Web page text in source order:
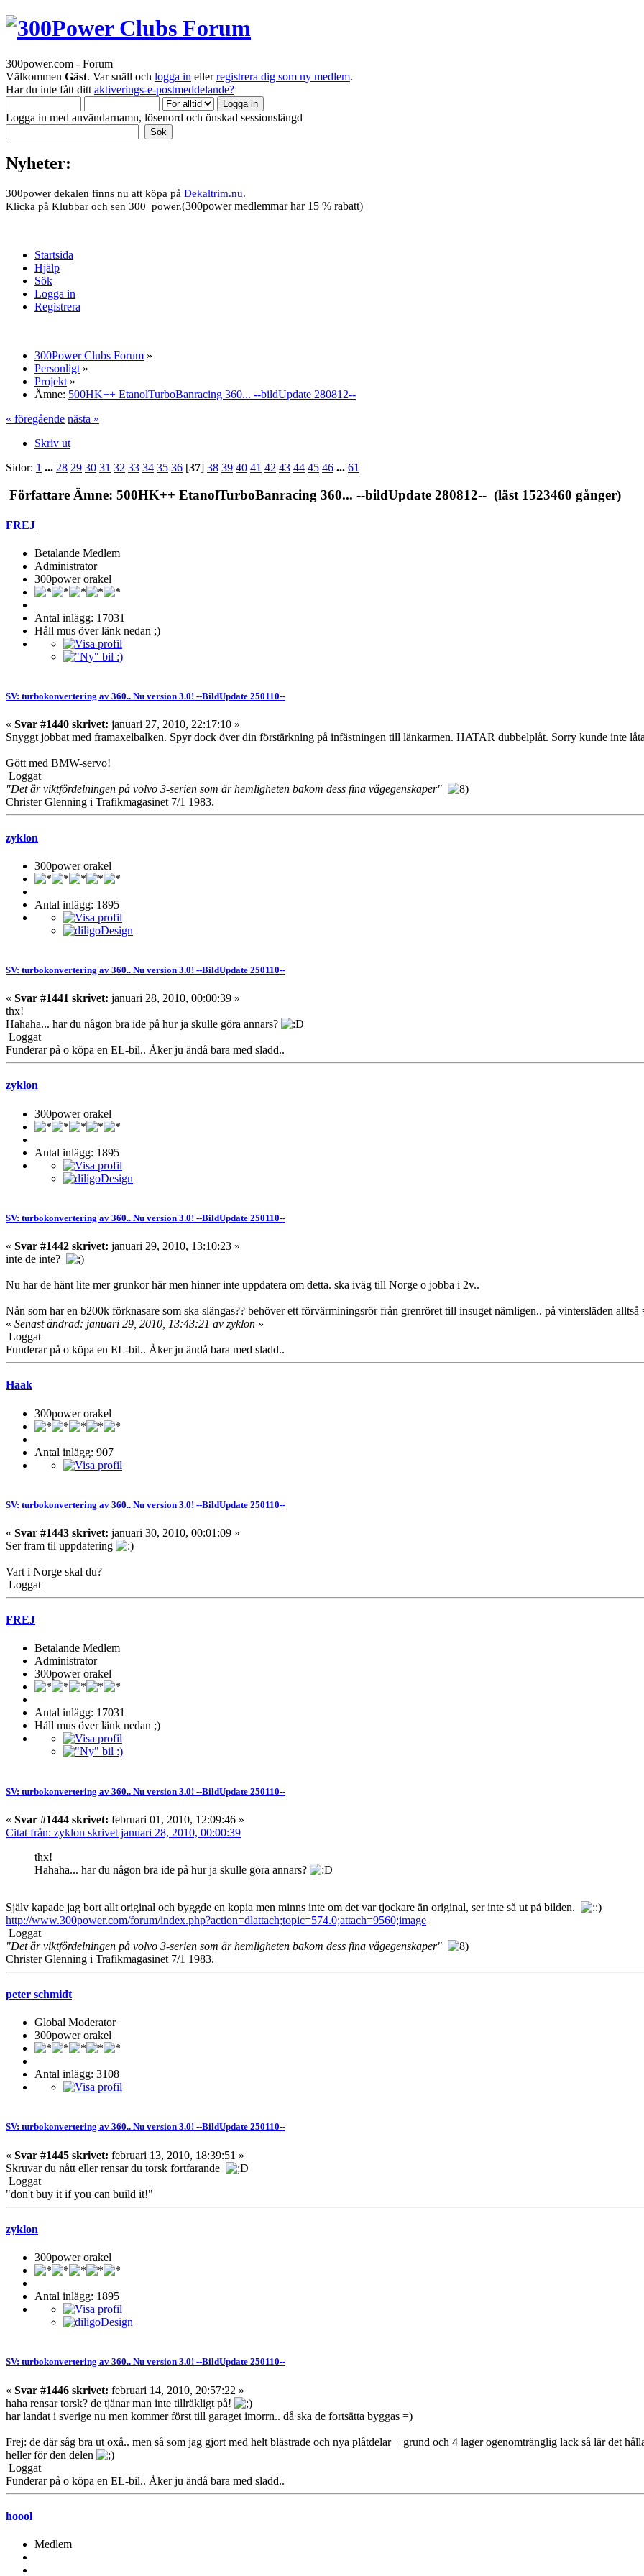
300power.com - Forum
Välkommen Gäst. Var snäll och logga in ellerregistrera dig som ny medlem.
Har du inte fått ditt aktiverings-e-postmeddelande?
Logga in med användarnamn, lösenord och önskad sessionslängd
Nyheter:
300power dekalen finns nu att köpa på Dekaltrim.nu.
Klicka på Klubbar och sen 300_power.(300power medlemmar har 15 % rabatt)
Startsida
Hjälp
Sök
Logga in
Registrera
300Power Clubs Forum »
Personligt »
Projekt »
Ämne: 500HK++ EtanolTurboBanracing 360... --bildUpdate 280812--
« föregående nästa »
Skriv ut
Sidor: 1 ... 28 29 30 31 32 33 34 35 36 [37] 38 39 40 41 42 43 44 45 46 ... 61
Författare Ämne: 500HK++ EtanolTurboBanracing 360... --bildUpdate 280812-- (läst 1523460 gånger)
FREJ
Betalande Medlem
Administrator
300power orakel
Antal inlägg: 17031
Håll mus över länk nedan ;)
SV: turbokonvertering av 360.. Nu version 3.0! --BildUpdate 250110--
« Svar #1440 skrivet: januari 27, 2010, 22:17:10 »
Snyggt jobbat med framaxelbalken. Spyr dock över din förstärkning på infästningen till länkarmen. HATAR dubbelplåt. Sorry kunde inte
Gött med BMW-servo!
Loggat
"Det är viktfördelningen på volvo 3-serien som är hemligheten bakom dess fina vägegenskaper"
Christer Glenning i Trafikmagasinet 7/1 1983.
zyklon
300power orakel
Antal inlägg: 1895
SV: turbokonvertering av 360.. Nu version 3.0! --BildUpdate 250110--
« Svar #1441 skrivet: januari 28, 2010, 00:00:39 »
thx!
Hahaha... har du någon bra ide på hur ja skulle göra annars?
Loggat
Funderar på o köpa en EL-bil.. Åker ju ändå bara med sladd..
zyklon
300power orakel
Antal inlägg: 1895
SV: turbokonvertering av 360.. Nu version 3.0! --BildUpdate 250110--
« Svar #1442 skrivet: januari 29, 2010, 13:10:23 »
inte de inte?
Nu har de hänt lite mer grunkor här men hinner inte uppdatera om detta. ska iväg till Norge o jobba i 2v..
Nån som har en b200k förknasare som ska slängas?? behöver ett förvärminin​gsrör från grenröret till insuget nämligen.. på vintersläden alltså
« Senast ändrad: januari 29, 2010, 13:43:21 av zyklon »
Loggat
Funderar på o köpa en EL-bil.. Åker ju ändå bara med sladd..
Haak
300power orakel
Antal inlägg: 907
SV: turbokonvertering av 360.. Nu version 3.0! --BildUpdate 250110--
« Svar #1443 skrivet: januari 30, 2010, 00:01:09 »
Ser fram til uppdatering
Vart i Norge skal du?
Loggat
FREJ
Betalande Medlem
Administrator
300power orakel
Antal inlägg: 17031
Håll mus över länk nedan ;)
SV: turbokonvertering av 360.. Nu version 3.0! --BildUpdate 250110--
« Svar #1444 skrivet: februari 01, 2010, 12:09:46 »
Citat från: zyklon skrivet januari 28, 2010, 00:00:39
thx!
Hahaha... har du någon bra ide på hur ja skulle göra annars?
Själv kapade jag bort allt original och byggde en kopia men minns inte om det var tjockare än original, ser inte så ut på bilden.
http://www.300power.com/forum/index.php?action=dlattach;topic=574.0;attach=9560;image
Loggat
"Det är viktfördelningen på volvo 3-serien som är hemligheten bakom dess fina vägegenskaper"
Christer Glenning i Trafikmagasinet 7/1 1983.
peter schmidt
Global Moderator
300power orakel
Antal inlägg: 3108
SV: turbokonvertering av 360.. Nu version 3.0! --BildUpdate 250110--
« Svar #1445 skrivet: februari 13, 2010, 18:39:51 »
Skruvar du nått eller rensar du torsk fortfarande
Loggat
"don't buy it if you can build it!"
zyklon
300power orakel
Antal inlägg: 1895
SV: turbokonvertering av 360.. Nu version 3.0! --BildUpdate 250110--
« Svar #1446 skrivet: februari 14, 2010, 20:57:22 »
haha rensar torsk? de tjänar man inte tillräkligt på!
har landat i sverige nu men kommer först till garaget imorrn.. då ska de fortsätta byggas =)
Frej: de där såg bra ut oxå.. men så som jag gjort med helt blästrade och nya plåtdelar + grund och 4 lager ogenomtränglig lack så lär det
heller för den delen
Loggat
Funderar på o köpa en EL-bil.. Åker ju ändå bara med sladd..
hoool
Medlem